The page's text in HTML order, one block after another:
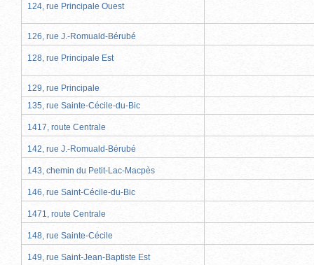
124, rue Principale Ouest
126, rue J.-Romuald-Bérubé
128, rue Principale Est
129, rue Principale
135, rue Sainte-Cécile-du-Bic
1417, route Centrale
142, rue J.-Romuald-Bérubé
143, chemin du Petit-Lac-Macpès
146, rue Saint-Cécile-du-Bic
1471, route Centrale
148, rue Sainte-Cécile
149, rue Saint-Jean-Baptiste Est